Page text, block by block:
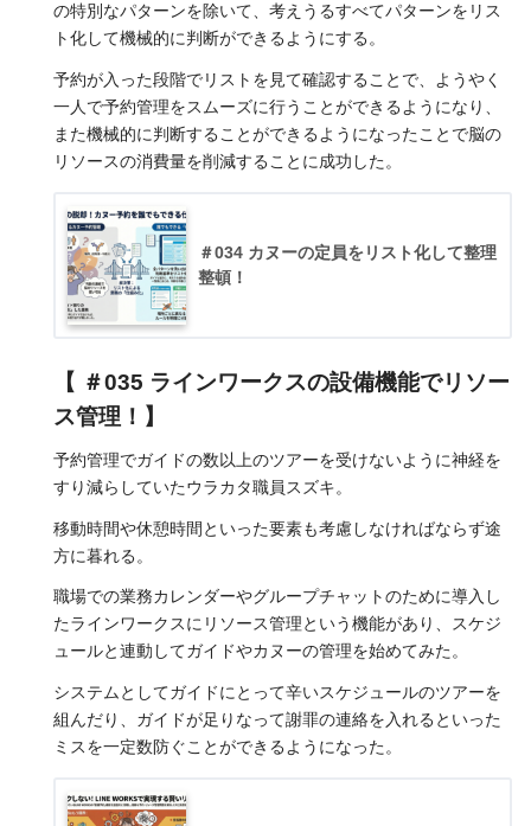
の特別なパターンを除いて、考えうるすべてパターンをリス
ト化して機械的に判断ができるようにする。
予約が入った段階でリストを見て確認することで、ようやく
一人で予約管理をスムーズに行うことができるようになり、
また機械的に判断することができるようになったことで脳の
リソースの消費量を削減することに成功した。
＃034 カヌーの定員をリスト化して整理
整頓！
【 ＃035 ラインワークスの設備機能でリソー
ス管理！】
予約管理でガイドの数以上のツアーを受けないように神経を
すり減らしていたウラカタ職員スズキ。
移動時間や休憩時間といった要素も考慮しなければならず途
方に暮れる。
職場での業務カレンダーやグループチャットのために導入し
たラインワークスにリソース管理という機能があり、スケジ
ュールと連動してガイドやカヌーの管理を始めてみた。
システムとしてガイドにとって辛いスケジュールのツアーを
組んだり、ガイドが足りなって謝罪の連絡を入れるといった
ミスを一定数防ぐことができるようになった。